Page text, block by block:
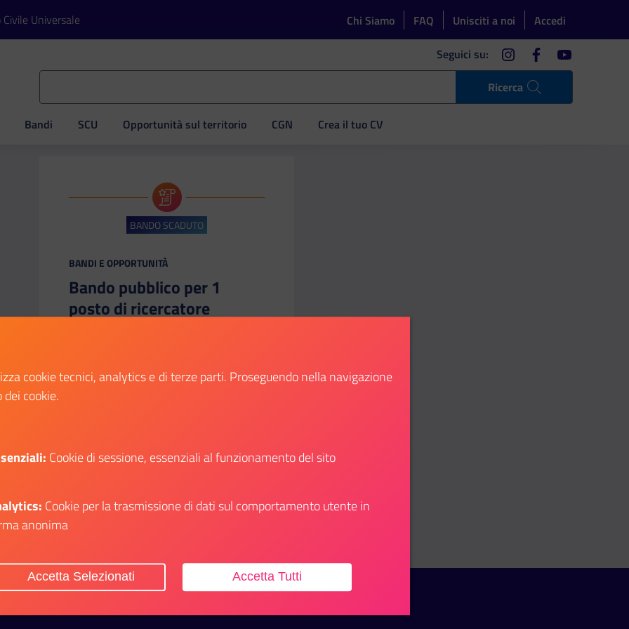
Universale Chi Siamo FAQ Unisciti a noi Accedi
Ricerca
Seguici su: instagramfacebookyoutube
Bandi SCU Opportunità sul territorio CGN Crea il tuo CV
BANDO SCADUTO
CATEGORIA:
BANDI E OPPORTUNITÀ
Bando pubblico per 1
posto di ricercatore
di un posto di ricercatore a tempo
Vai al bando
Giovanili e il Servizio Civile Universale
cookie tecnici, analytics e di terze parti. Proseguendo nella navigazione
cookie.
Cookie di sessione, essenziali al funzionamento del sito
Cookie per la trasmissione di dati sul comportamento utente in
anonima
Accetta Tutti
Accetta Selezionati